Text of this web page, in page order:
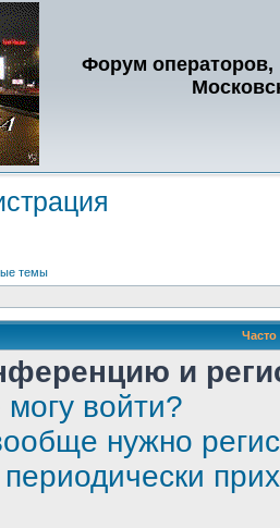
Форум операторов,
темы
и
войти?
нужно